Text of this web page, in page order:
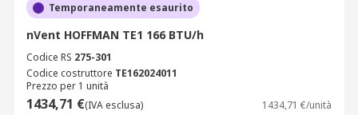
Temporaneamente esaurito
nVent HOFFMAN TE1 166 BTU/h
Codice RS 275-301
Codice costruttore TE162024011
Prezzo per 1 unità
1434,71 €(IVA esclusa) 1434,71 €/unità